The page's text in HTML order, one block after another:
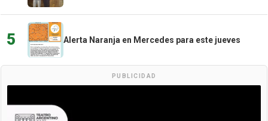
5 Alerta Naranja en Mercedes para este jueves
PUBLICIDAD